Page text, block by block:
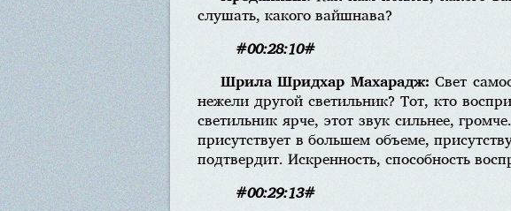
слушать, какого вайшнава?
#00:28:10#
Шрила Шридхар Махарадж:Свет
нежели другой светильник? Тот, кто
светильник ярче, этот звук сильнее,
присутствует в большем объеме,
подтвердит. Искренность, способность
#00:29:13#